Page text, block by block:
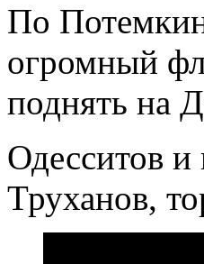
По
огромный
поднять на
Одесситов и
Труханов,